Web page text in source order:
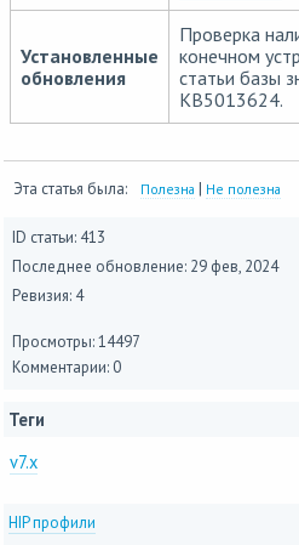
Установленные
обновления
Проверка
конечном
статьи базы
KB5013624.
Эта статья была: Полезна | Не полезна
ID статьи: 413
Последнее обновление: 29 фев, 2024
Ревизия: 4
Просмотры: 14497
Комментарии: 0
Теги
v7.x
HIP профили